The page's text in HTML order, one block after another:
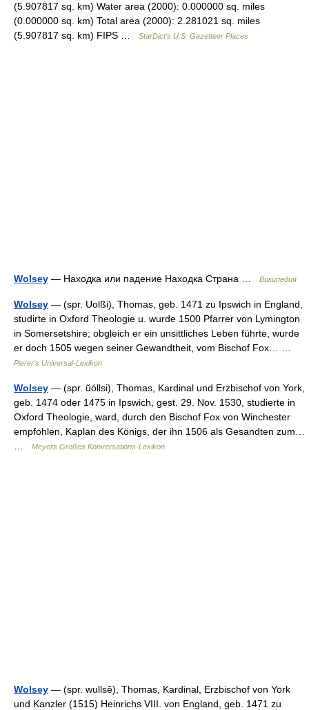
(5.907817 sq. km) Water area (2000): 0.000000 sq. miles
(0.000000 sq. km) Total area (2000): 2.281021 sq. miles
(5.907817 sq. km) FIPS …
StarDict's U.S. Gazetteer Places
Wolsey — Находка или падение Находка Страна … Википедия
Wolsey — (spr. Uolßi), Thomas, geb. 1471 zu Ipswich in England,
studirte in Oxford Theologie u. wurde 1500 Pfarrer von Lymington
in Somersetshire; obgleich er ein unsittliches Leben führte, wurde
er doch 1505 wegen seiner Gewandtheit, vom Bischof Fox… …
Pierer's Universal-Lexikon
Wolsey — (spr. ŭóllsi), Thomas, Kardinal und Erzbischof von York,
geb. 1474 oder 1475 in Ipswich, gest. 29. Nov. 1530, studierte in
Oxford Theologie, ward, durch den Bischof Fox von Winchester
empfohlen, Kaplan des Königs, der ihn 1506 als Gesandten zum…
Meyers Großes Konversations-Lexikon
Wolsey — (spr. wullsĕ), Thomas, Kardinal, Erzbischof von York
und Kanzler (1515) Heinrichs VIII. von England, geb. 1471 zu